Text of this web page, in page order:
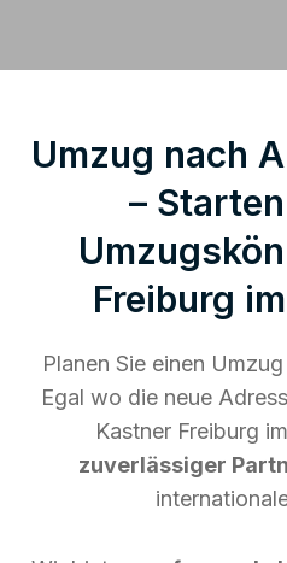
Umzug nach
–
Freiburg
Planen Sie einen
Egal wo die neue
Kastner Freiburg
zuverlässiger